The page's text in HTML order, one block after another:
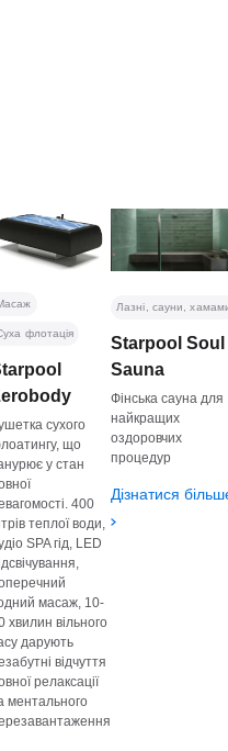
сухого
що
у стан
400
теплої води,
SPA гід, LED
масаж, 10-
хвилин вільного
дарують
відчуття
релаксації
ментального
флотація
Starpool Soul
Sauna
Фінська сауна для
найкращих
оздоровчих
процедур
Дізнатися
Лазні, сауни,